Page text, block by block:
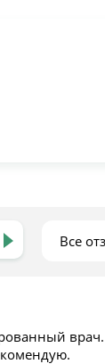
Все